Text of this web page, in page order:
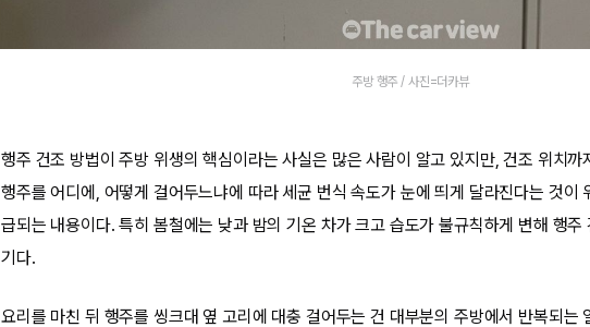
주방 행주 / 사진=더카뷰
행주 건조 방법이 주방 위생의 핵심이라는 사실은 많은 사람이 알고 있지만, 건조 위치
행주를 어디에, 어떻게 걸어두느냐에 따라 세균 번식 속도가 눈에 띄게 달라진다는 것이
급되는 내용이다. 특히 봄철에는 낮과 밤의 기온 차가 크고 습도가 불규칙하게 변해 행주
기다.
요리를 마친 뒤 행주를 씽크대 옆 고리에 대충 걸어두는 건 대부분의 주방에서 반복되는